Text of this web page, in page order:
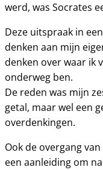
werd, was Socrates
Deze uitspraak in
denken aan mijn
denken over waar ik
onderweg ben.
De reden was mijn
getal, maar wel een
overdenkingen.
Ook de overgang
een aanleiding om